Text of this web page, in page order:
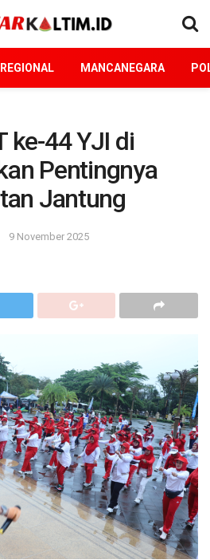
REGIONAL MANCANEGARA
ke-44 YJI di
Pentingnya
Jantung
9 November 2025